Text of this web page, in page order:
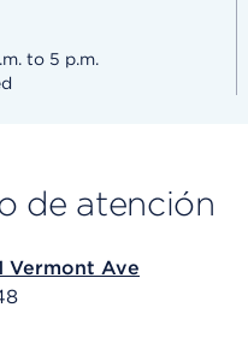
to 5 p.m.
de atención
Vermont Ave